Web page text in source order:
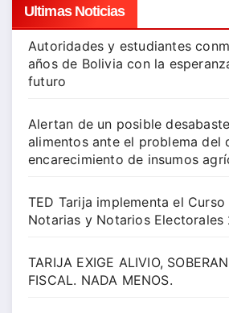
Ultimas Noticias
Autoridades y estudiantes
años de Bolivia con la
futuro
Alertan de un posible
alimentos ante el problema del
encarecimiento de insumos
TED Tarija implementa el
Notarias y Notarios Electorales
TARIJA EXIGE ALIVIO,
FISCAL. NADA MENOS.